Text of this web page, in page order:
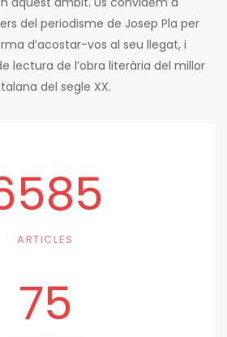
del periodisme de Josep Pla per
d’acostar-vos al seu llegat, i
lectura de l’obra literària del millor
del segle XX.
ARTICLES
75